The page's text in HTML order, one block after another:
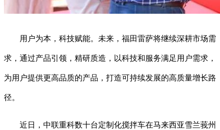
用户为本，科技赋能。未来，福田雷萨将继续深耕市场需
求，通过产品引领，精研质造，以科技和服务满足用户需求，
为用户提供更高品质的产品，打造可持续发展的高质量增长路
径。
近日，中联重科数十台定制化搅拌车在马来西亚雪兰莪州